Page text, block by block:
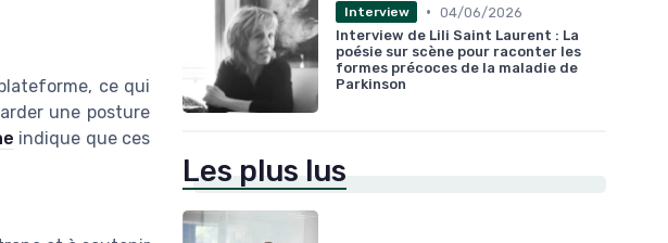
ce qui
une posture
indique que ces
Interview • 04/06/2026
Interview de Lili Saint Laurent : La
poésie sur scène pour raconter les
formes précoces de la maladie de
Parkinson
Les plus lus